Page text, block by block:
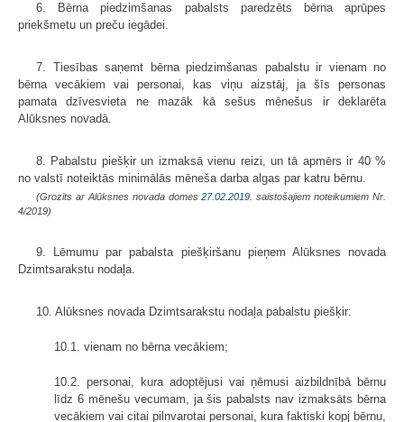
6. Bērna piedzimšanas pabalsts paredzēts bērna aprūpes
priekšmetu un preču iegādei.
7. Tiesības saņemt bērna piedzimšanas pabalstu ir vienam no
bērna vecākiem vai personai, kas viņu aizstāj, ja šīs personas
pamata dzīvesvieta ne mazāk kā sešus mēnešus ir deklarēta
Alūksnes novadā.
8. Pabalstu piešķir un izmaksā vienu reizi, un tā apmērs ir 40 %
no valstī noteiktās minimālās mēneša darba algas par katru bērnu.
(Grozīts ar Alūksnes novada domes27.02.2019. saistošajiem noteikumiem Nr.
4/2019)
9. Lēmumu par pabalsta piešķiršanu pieņem Alūksnes novada
Dzimtsarakstu nodaļa.
10. Alūksnes novada Dzimtsarakstu nodaļa pabalstu piešķir:
10.1. vienam no bērna vecākiem;
10.2. personai, kura adoptējusi vai ņēmusi aizbildnībā bērnu
līdz 6 mēnešu vecumam, ja šis pabalsts nav izmaksāts bērna
vecākiem vai citai pilnvarotai personai, kura faktiski kopj bērnu,